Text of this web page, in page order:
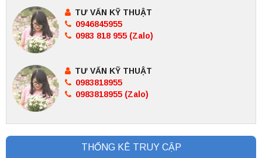
TƯ VẤN KỸ THUẬT
0946845955
0983 818 955 (Zalo)
TƯ VẤN KỸ THUẬT
0983818955
0983818955 (Zalo)
THỐNG KÊ TRUY CẬP